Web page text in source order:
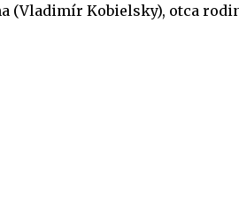
(Vladimír Kobielsky), otca